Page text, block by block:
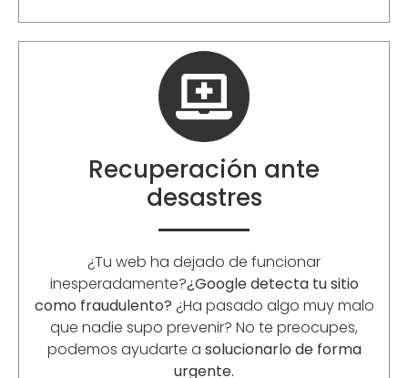
Recuperación ante
desastres
¿Tu web ha dejado de funcionar
inesperadamente?¿Google detecta tu sitio
como fraudulento? ¿Ha pasado algo muy malo
que nadie supo prevenir? No te preocupes,
podemos ayudarte a solucionarlo de forma
urgente.